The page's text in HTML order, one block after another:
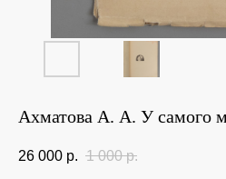
Ахматова А. А. У самого
26 000 р. 1 000 р.